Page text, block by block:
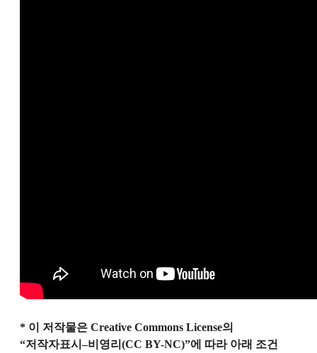
* 이 저작물은 Creative Commons License의
“저작자표시–비영리 (CC BY-NC)”에 따라 아래 조건